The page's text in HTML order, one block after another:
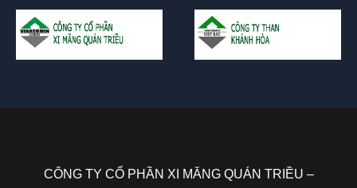
CÔNG TY CỔ PHẦN XI MĂNG QUÁN TRIỀU –